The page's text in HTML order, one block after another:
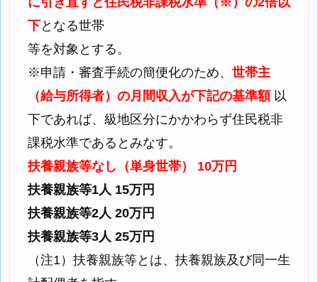
下となる世帯
等を対象とする。
※申請・審査手続の簡便化のため、 世帯主
（給与所得者）の月間収入が下記の基準額以
下であれば、級地区分にかかわらず住民税非
課税水準であるとみなす。
扶養親族等なし（単身世帯） 10万円
扶養親族等1人 15万円
扶養親族等2人 20万円
扶養親族等3人 25万円
（注1）扶養親族等とは、扶養親族及び同一生